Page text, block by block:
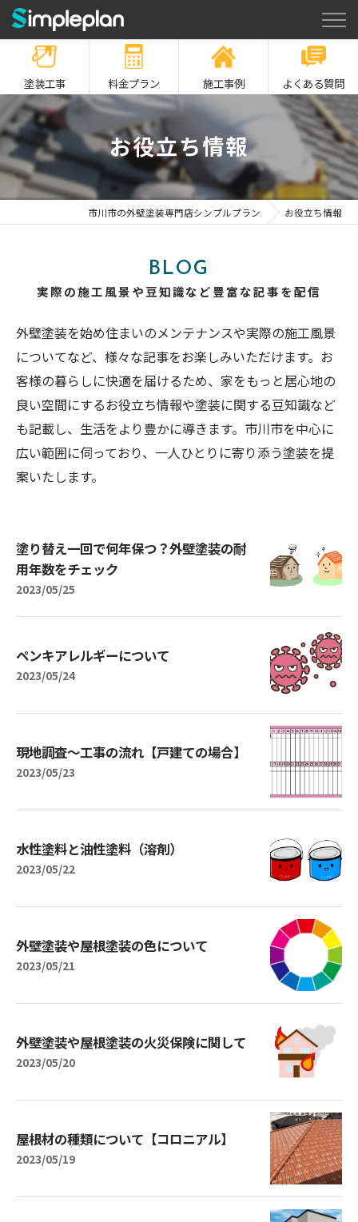
塗装工事 料金プラン 施工事例 よくある質問
お役立ち情報
市川市の外壁塗装専門店シンプルプラン お役立ち情報
BLOG
実際の施工風景や豆知識など豊富な記事を配信
外壁塗装を始め住まいのメンテナンスや実際の施工風景
についてなど、様々な記事をお楽しみいただけます。お
客様の暮らしに快適を届けるため、家をもっと居心地の
良い空間にするお役立ち情報や塗装に関する豆知識など
も記載し、生活をより豊かに導きます。市川市を中心に
広い範囲に伺っており、一人ひとりに寄り添う塗装を提
案いたします。
塗り替え一回で何年保つ？外壁塗装の耐
用年数をチェック
2023/05/25
ペンキアレルギーについて
2023/05/24
現地調査～工事の流れ【戸建ての場合】
2023/05/23
水性塗料と油性塗料（溶剤）
2023/05/22
外壁塗装や屋根塗装の色について
2023/05/21
外壁塗装や屋根塗装の火災保険に関して
2023/05/20
屋根材の種類について【コロニアル】
2023/05/19